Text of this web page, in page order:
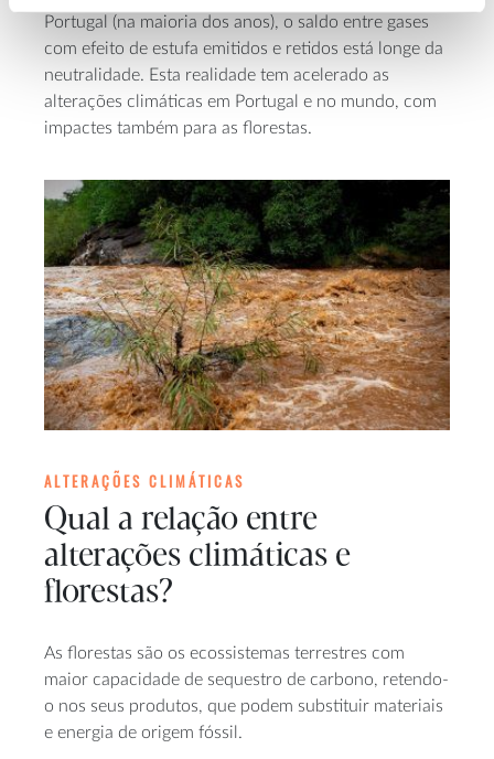
Portugal (na maioria dos anos), o saldo entre gases
com efeito de estufa emitidos e retidos está longe da
neutralidade. Esta realidade tem acelerado as
alterações climáticas em Portugal e no mundo, com
impactes também para as florestas.
ALTERAÇÕES CLIMÁTICAS
Qual a relação entre
alterações climáticas e
florestas?
As florestas são os ecossistemas terrestres com
maior capacidade de sequestro de carbono, retendo-
o nos seus produtos, que podem substituir materiais
e energia de origem fóssil.